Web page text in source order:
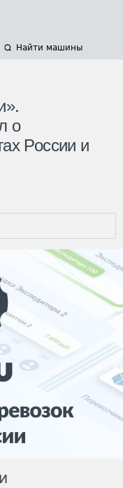
Найти машины
о
России и